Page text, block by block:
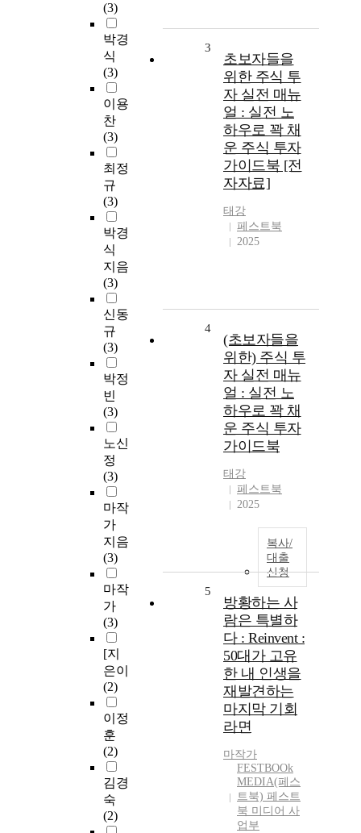
(3)
박경
식
(3)
이용
찬
(3)
최정
규
(3)
박경
식
지음
(3)
신동
규
(3)
박정
빈
(3)
노신
정
(3)
마작
가
지음
(3)
마작
가
(3)
[지
은이
(2)
이정
훈
(2)
김경
숙
(2)
3
초보자들을
위한 주식 투
자 실전 매뉴
얼 : 실전 노
하우로 꽉 채
운 주식 투자
가이드북 [전
자자료]
태강
페스트북
2025
4
(초보자들을
위한) 주식 투
자 실전 매뉴
얼 : 실전 노
하우로 꽉 채
운 주식 투자
가이드북
태강
페스트북
2025
복사/
대출
신청
5
방황하는 사
람은 특별하
다 : Reinvent :
50대가 고유
한 내 인생을
재발견하는
마지막 기회
라면
마작가
FESTBOOk
MEDIA(페스
트북) 페스트
북 미디어 사
업부